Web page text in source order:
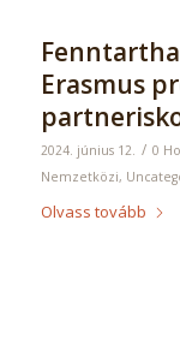
Erasmus
2024. június 12. / 0
Nemzetközi,
Olvass tovább